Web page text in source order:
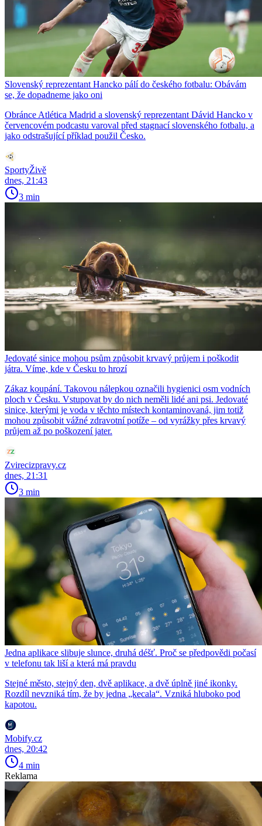
Slovenský reprezentant Hancko pálí do českého fotbalu: Obávám
se, že dopadneme jako oni
Obránce Atlética Madrid a slovenský reprezentant Dávid Hancko v
červencovém podcastu varoval před stagnací slovenského fotbalu, a
jako odstrašující příklad použil Česko.
SportyŽivě
dnes, 21:43
3 min
Jedovaté sinice mohou psům způsobit krvavý průjem i poškodit
játra. Víme, kde v Česku to hrozí
Zákaz koupání. Takovou nálepkou označili hygienici osm vodních
ploch v Česku. Vstupovat by do nich neměli lidé ani psi. Jedovaté
sinice, kterými je voda v těchto místech kontaminovaná, jim totiž
mohou způsobit vážné zdravotní potíže – od vyrážky přes krvavý
průjem až po poškození jater.
Zvirecizpravy.cz
dnes, 21:31
3 min
Jedna aplikace slibuje slunce, druhá déšť. Proč se předpovědi počasí
v telefonu tak liší a která má pravdu
Stejné město, stejný den, dvě aplikace, a dvě úplně jiné ikonky.
Rozdíl nevzniká tím, že by jedna „kecala“. Vzniká hluboko pod
kapotou.
Mobify.cz
dnes, 20:42
4 min
Reklama